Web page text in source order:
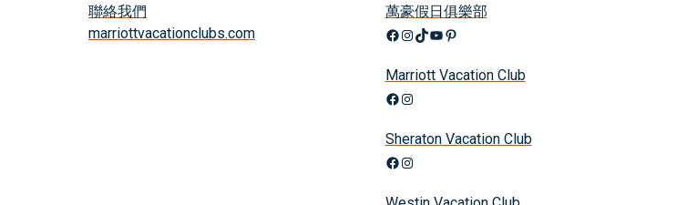
聯絡我們
marriottvacationclubs.com
萬豪假日俱樂部
Facebook
Instagram
TikTok
YouTube
興趣
Marriott Vacation Club
Facebook
Instagram
Sheraton Vacation Club
Facebook
Instagram